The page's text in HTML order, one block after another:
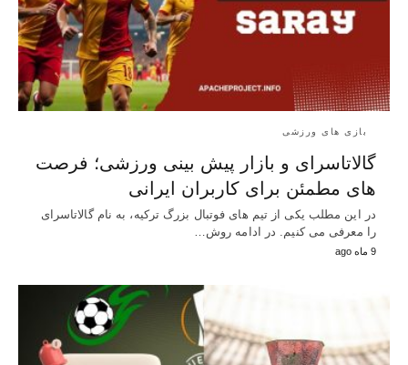
بازی های ورزشی
گالاتاسرای و بازار پیش‌ بینی ورزشی؛ فرصت‌
های مطمئن برای کاربران ایرانی
در این مطلب یکی از تیم های فوتبال بزرگ ترکیه، به نام گالاتاسرای
را معرفی می کنیم. در ادامه روش…
9 ماه ago